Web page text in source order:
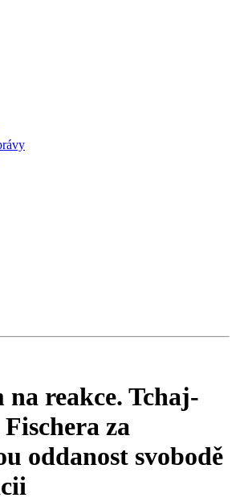
na reakce. Tchaj-
za
oddanost svobodě